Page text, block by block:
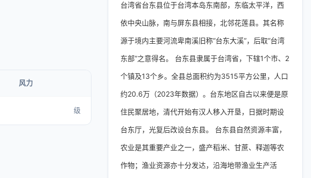
风力
级
台湾省台东县位于台湾本岛东南部，东临太平洋，西
依中央山脉，南与屏东县相接，北邻花莲县。其名称
源于境内主要河流卑南溪旧称“台东大溪”，后取“台湾
东部”之意得名。 台东县隶属于台湾省，下辖1个市、2
个镇及13个乡。全县总面积约为3515平方公里，人口
约20.6万（2023年数据）。台东地区自古以来便是原
住民聚居地，清代开始有汉人移入开垦，日据时期设
台东厅，光复后改设台东县。 台东县自然资源丰富，
农业是其重要产业之一，盛产稻米、甘蔗、释迦等农
作物；渔业资源亦十分发达，沿海地带渔业生产活